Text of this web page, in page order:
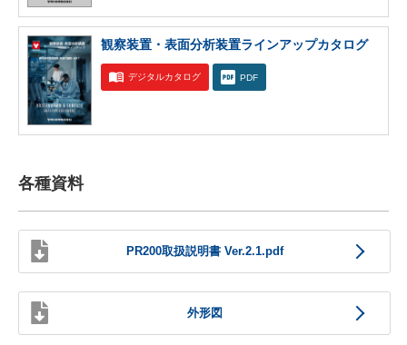
観察装置・表面分析装置ラインアップカタログ
デジタルカタログ PDF
各種資料
PR200取扱説明書 Ver.2.1.pdf
外形図